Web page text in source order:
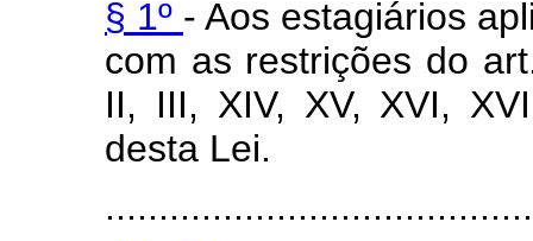
§ 1º - Aos estagiários
com as restrições do
II, III, XIV, XV, XVI,
desta Lei.